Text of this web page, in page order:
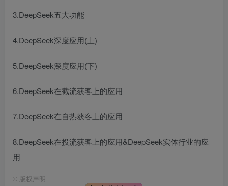
3.DeepSeek五大功能
4.DeepSeek深度应用(上)
5.DeepSeek深度应用(下)
6.DeepSeek在截流获客上的应用
7.DeepSeek在自热获客上的应用
8.DeepSeek在投流获客上的应用&DeepSeek实体行业的应
用
© 版权声明